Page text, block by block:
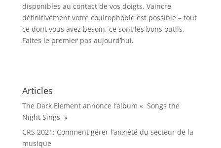
disponibles au contact de vos doigts. Vaincre
définitivement votre coulrophobie est possible – tout
ce dont vous avez besoin, ce sont les bons outils.
Faites le premier pas aujourd’hui.
Articles
The Dark Element annonce l’album « Songs the
Night Sings »
CRS 2021: Comment gérer l’anxiété du secteur de la
musique